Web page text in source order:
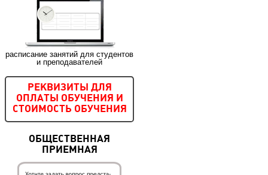
расписание занятий для студентов
и преподавателей
РЕКВИЗИТЫ ДЛЯ
ОПЛАТЫ ОБУЧЕНИЯ И
СТОИМОСТЬ ОБУЧЕНИЯ
ОБЩЕСТВЕННАЯ
ПРИЕМНАЯ